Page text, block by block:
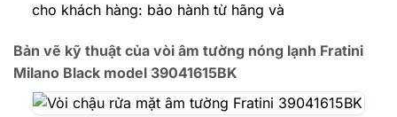
cho khách hàng: bảo hành từ hãng và
Bản vẽ kỹ thuật của vòi âm tường nóng lạnh Fratini
Milano Black model 39041615BK